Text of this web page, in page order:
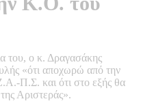
του, ο κ. Δραγασάκης
«ότι αποχωρώ από την
Π.Σ. και ότι στο εξής θα
Αριστεράς».